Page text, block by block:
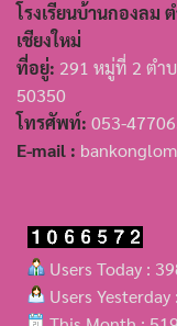
โรงเรียนบ้านกองลม
เชียงใหม่
ที่อยู่: 291 หมู่ที่ 2 ตำบ
50350
โทรศัพท์: 053-
E-mail :
Users Today :
Users Yesterday